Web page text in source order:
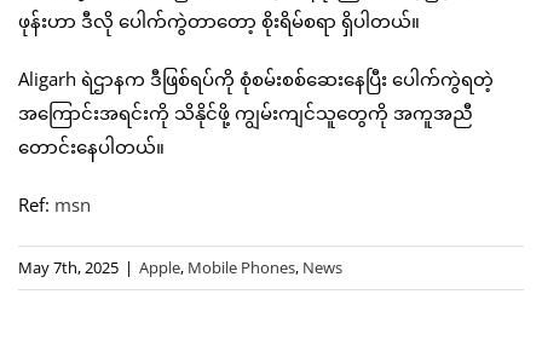
ဖုန်းဟာ ဒီလို ပေါက်ကွဲတာတော့ စိုးရိမ်စရာ ရှိပါတယ်။
Aligarh ရဲဌာနက ဒီဖြစ်ရပ်ကို စုံစမ်းစစ်ဆေးနေပြီး ပေါက်ကွဲရတဲ့
အကြောင်းအရင်းကို သိနိုင်ဖို့ ကျွမ်းကျင်သူတွေကို အကူအညီ
တောင်းနေပါတယ်။
Ref: msn
May 7th, 2025 | Apple, Mobile Phones, News